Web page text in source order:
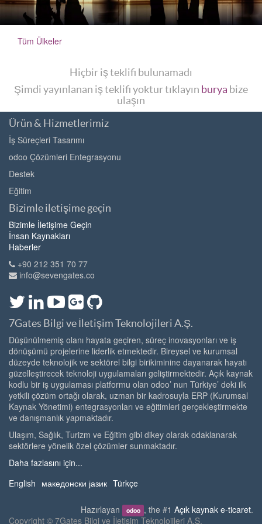
Tüm Ülkeler
Hiçbir iş teklifi bulunamadı
Şimdi yayınlanan iş teklifi yoktur tıklayın burya bize
ulaşın
Ürün & Hizmetlerimiz
İş Süreçleri Tasarımı
odoo Çözümleri Entegrasyonu
Destek
Eğitim
Bizimle iletişime geçin
Bizimle İletişime Geçin
İnsan Kaynakları
Haberler
+90 212 351 70 77
info@sevengates.co
7Gates Bilgi ve İletişim Teknolojileri A.Ş.
Düşünülmemiş olanı hayata geçiren, süreç inovasyonları ve iş
dönüşümü projelerine liderlik etmektedir. Bireysel ve kurumsal
düzeyde teknolojik ve sektörel bilgi birikiminine dayanarak hayatı
güzelleştirecek teknoloji uygulamaları geliştirmektedir. Açık kaynak
kodlu bir iş uygulaması platformu olan odoo’ nun Türkiye’ deki ilk
yetkili çözüm ortağı olarak, uzman bir kadrosuyla ERP (Kurumsal
Kaynak Yönetimi) entegrasyonları ve eğitimleri gerçekleştirmekte
ve danışmanlık yapmaktadır.
Ulaşım, Sağlık, Turizm ve Eğitim gibi dikey olarak odaklanarak
sektörlere yönelik özel çözümler sunmaktadır.
Daha fazlasını için...
English македонски јазик Türkçe
Hazırlayan odoo , the #1 Açık kaynak e-ticaret.
Copyright © 7Gates Bilgi ve İletişim Teknolojileri A.Ş.